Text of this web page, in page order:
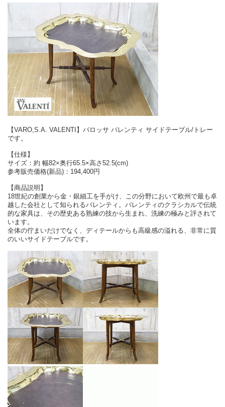
【VARO,S.A. VALENTI】バロッサ バレンティ サイドテーブル/トレー
です。
【仕様】
サイズ：約 幅82×奥行65.5×高さ52.5(cm)
参考販売価格(新品)：194,400円
【商品説明】
18世紀の創業から金・銀細工を手がけ、この分野において欧州で最も卓
越した会社として知られるバレンティ。バレンティのクラシカルで伝統
的な家具は、その歴史ある熟練の技から生まれ、洗練の極みと評されて
います。
全体の佇まいだけでなく、ディテールからも高級感の溢れる、非常に質
のいいサイドテーブルです。